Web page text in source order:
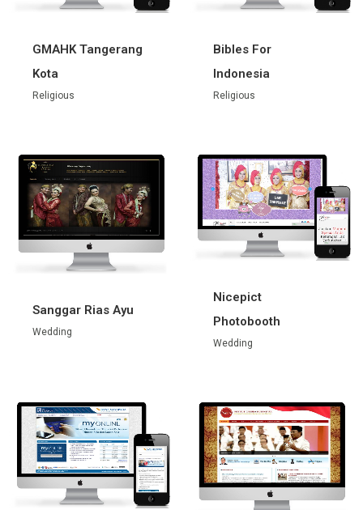
GMAHK Tangerang
Kota
Religious
Bibles For
Indonesia
Religious
Sanggar Rias Ayu
Wedding
Nicepict
Photobooth
Wedding